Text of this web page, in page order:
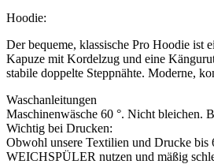
Hoodie:
Der bequeme, klassische Pro Hoodie ist
Kapuze mit Kordelzug und eine
stabile doppelte Steppnähte. Moderne,
Waschanleitungen
Maschinenwäsche 60 °. Nicht bleichen.
Wichtig bei Drucken:
Obwohl unsere Textilien und Drucke bis
WEICHSPÜLER nutzen und mäßig